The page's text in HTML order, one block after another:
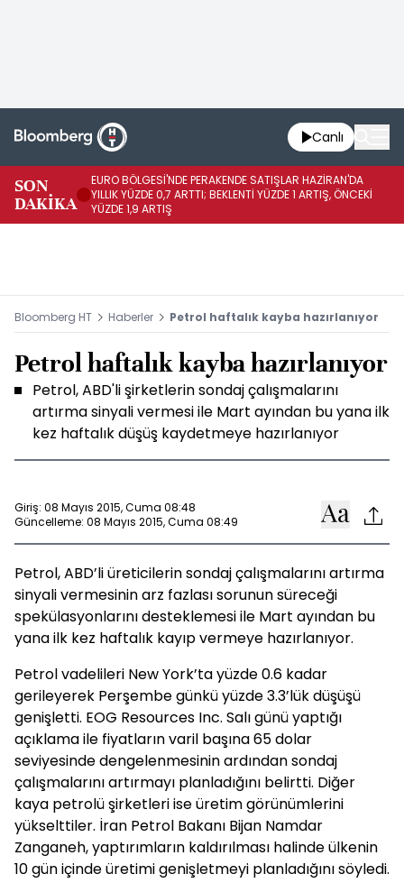
Canlı
SON
DAKİKA
EURO BÖLGESİ'NDE PERAKENDE SATIŞLAR HAZİRAN'DA
YILLIK YÜZDE 0,7 ARTTI; BEKLENTİ YÜZDE 1 ARTIŞ, ÖNCEKİ
YÜZDE 1,9 ARTIŞ
Bloomberg HT Haberler Petrol haftalık kayba hazırlanıyor
Petrol haftalık kayba hazırlanıyor
Petrol, ABD'li şirketlerin sondaj çalışmalarını
artırma sinyali vermesi ile Mart ayından bu yana ilk
kez haftalık düşüş kaydetmeye hazırlanıyor
Giriş: 08 Mayıs 2015, Cuma 08:48
Güncelleme: 08 Mayıs 2015, Cuma 08:49
Petrol, ABD’li üreticilerin sondaj çalışmalarını artırma
sinyali vermesinin arz fazlası sorunun süreceği
spekülasyonlarını desteklemesi ile Mart ayından bu
yana ilk kez haftalık kayıp vermeye hazırlanıyor.
Petrol vadelileri New York’ta yüzde 0.6 kadar
gerileyerek Perşembe günkü yüzde 3.3’lük düşüşü
genişletti. EOG Resources Inc. Salı günü yaptığı
açıklama ile fiyatların varil başına 65 dolar
seviyesinde dengelenmesinin ardından sondaj
çalışmalarını artırmayı planladığını belirtti. Diğer
kaya petrolü şirketleri ise üretim görünümlerini
yükselttiler. İran Petrol Bakanı Bijan Namdar
Zanganeh, yaptırımların kaldırılması halinde ülkenin
10 gün içinde üretimi genişletmeyi planladığını söyledi.